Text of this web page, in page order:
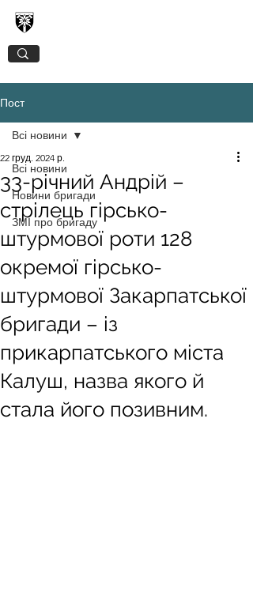
Пост
Всі новини
Новини бригади
ЗМІ про бригаду
Всі новини
33-річний Андрій –
стрілець гірсько-
штурмової роти 128
окремої гірсько-
штурмової Закарпатської
бригади – із
прикарпатського міста
Калуш, назва якого й
стала його позивним.
22 груд. 2024 р.